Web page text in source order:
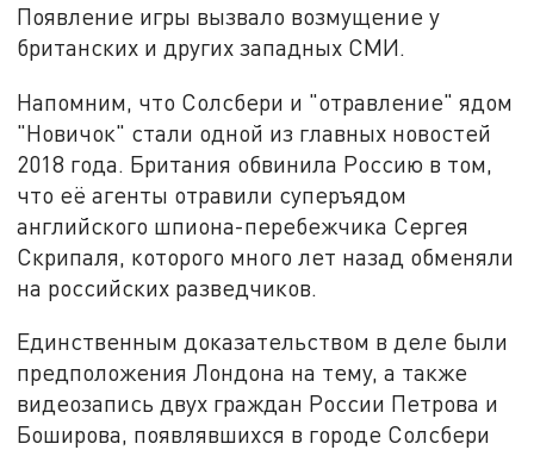
Появление игры вызвало возмущение у
британских и других западных СМИ.
Напомним, что Солсбери и "отравление" ядом
"Новичок" стали одной из главных новостей
2018 года. Британия обвинила Россию в том,
что её агенты отравили суперъядом
английского шпиона-перебежчика Сергея
Скрипаля, которого много лет назад обменяли
на российских разведчиков.
Единственным доказательством в деле были
предположения Лондона на тему, а также
видеозапись двух граждан России Петрова и
Боширова, появлявшихся в городе Солсбери